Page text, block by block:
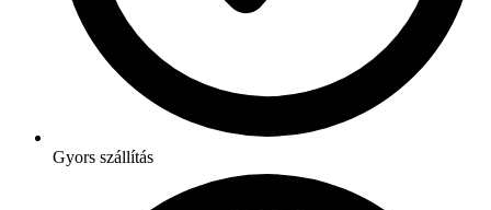
Gyors szállítás